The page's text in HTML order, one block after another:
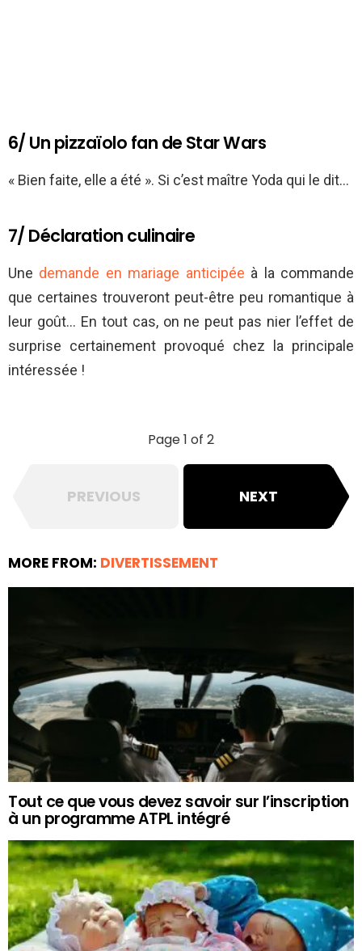
6/ Un pizzaïolo fan de Star Wars
« Bien faite, elle a été ». Si c’est maître Yoda qui le dit…
7/ Déclaration culinaire
Une demande en mariage anticipée à la commande
que certaines trouveront peut-être peu romantique à
leur goût… En tout cas, on ne peut pas nier l’effet de
surprise certainement provoqué chez la principale
intéressée !
Page 1 of 2
PREVIOUS NEXT
MORE FROM: DIVERTISSEMENT
Tout ce que vous devez savoir sur l’inscription
à un programme ATPL intégré